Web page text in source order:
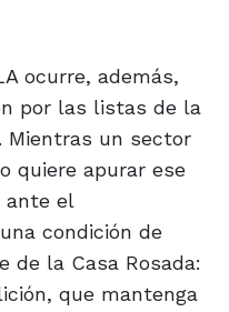
ocurre, además,
por las listas de la
Mientras un sector
quiere apurar ese
ante el
condición de
de la Casa Rosada:
que mantenga